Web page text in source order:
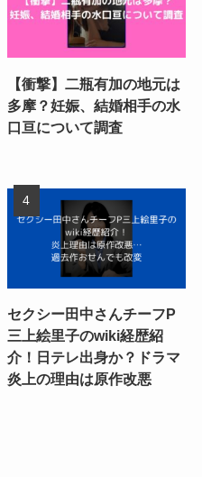
【衝撃】二瓶有加の地元は
多摩？妊娠、結婚相手の水
口亘について調査
セクシー田中さんチーフP
三上絵里子のwiki経歴紹
介！日テレ出身か？ドラマ
炎上の理由は原作改悪